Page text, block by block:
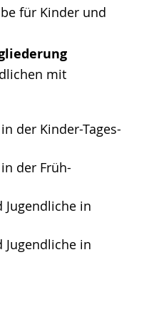
für Kinder und
mit
der Kinder-Tages-
der Früh-
in
in